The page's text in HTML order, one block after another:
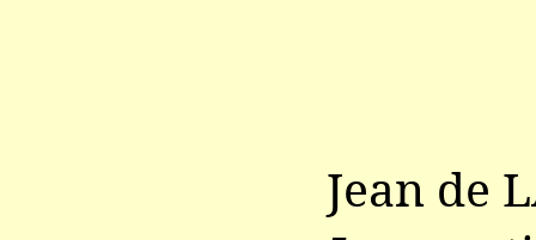
Jean de